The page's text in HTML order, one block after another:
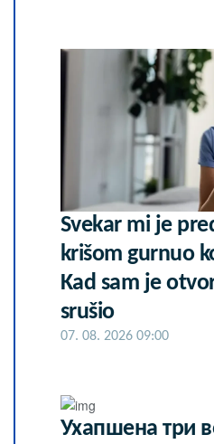
Svekar mi je
krišom gurnuo
Kad sam je
srušio
07. 08. 2026 09:00
Ухапшена три